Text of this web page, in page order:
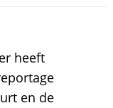
heeft
en de